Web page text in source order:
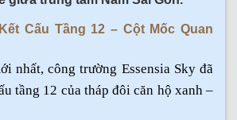
Cấu Tầng 12 – Cột Mốc Quan
nhất, công trường Essensia Sky đã
tầng 12 của tháp đôi căn hộ xanh –